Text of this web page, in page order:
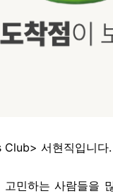
서현직입니다.
민하는 사람들을